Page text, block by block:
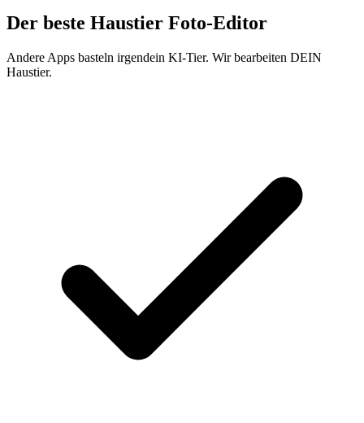
Der beste Haustier Foto-Editor
Andere Apps basteln irgendein KI-Tier. Wir bearbeiten DEIN
Haustier.